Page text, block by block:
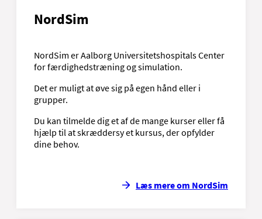
NordSim
NordSim er Aalborg Universitetshospitals Center
for færdighedstræning og simulation.
Det er muligt at øve sig på egen hånd eller i
grupper.
Du kan tilmelde dig et af de mange kurser eller få
hjælp til at skræddersy et kursus, der opfylder
dine behov.
Læs mere om NordSim